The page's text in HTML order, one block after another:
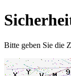
Bitte geben Sie die